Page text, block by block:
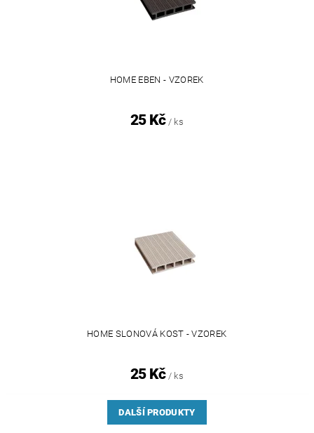
HOME EBEN - VZOREK
25 Kč / ks
HOME SLONOVÁ KOST - VZOREK
25 Kč / ks
DALŠÍ PRODUKTY